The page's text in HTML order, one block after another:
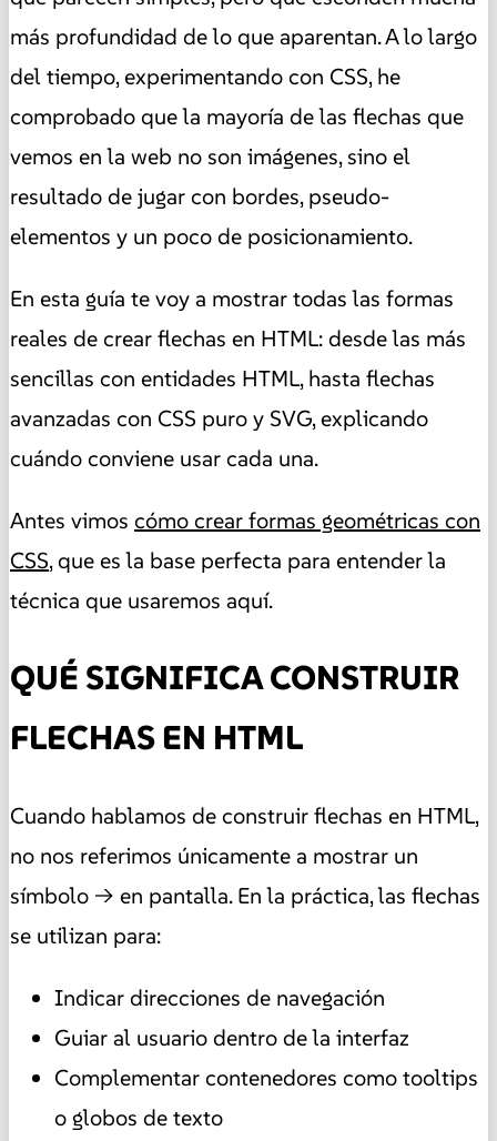
más profundidad de lo que aparentan. A lo largo
del tiempo, experimentando con CSS, he
comprobado que la mayoría de las flechas que
vemos en la web no son imágenes, sino el
resultado de jugar con bordes, pseudo-
elementos y un poco de posicionamiento.
En esta guía te voy a mostrar todas las formas
reales de crear flechas en HTML: desde las más
sencillas con entidades HTML, hasta flechas
avanzadas con CSS puro y SVG, explicando
cuándo conviene usar cada una.
Antes vimos cómo crear formas geométricas con
CSS, que es la base perfecta para entender la
técnica que usaremos aquí.
QUÉ SIGNIFICA CONSTRUIR
FLECHAS EN HTML
Cuando hablamos de construir flechas en HTML,
no nos referimos únicamente a mostrar un
símbolo → en pantalla. En la práctica, las flechas
se utilizan para:
Indicar direcciones de navegación
Guiar al usuario dentro de la interfaz
Complementar contenedores como tooltips
o globos de texto